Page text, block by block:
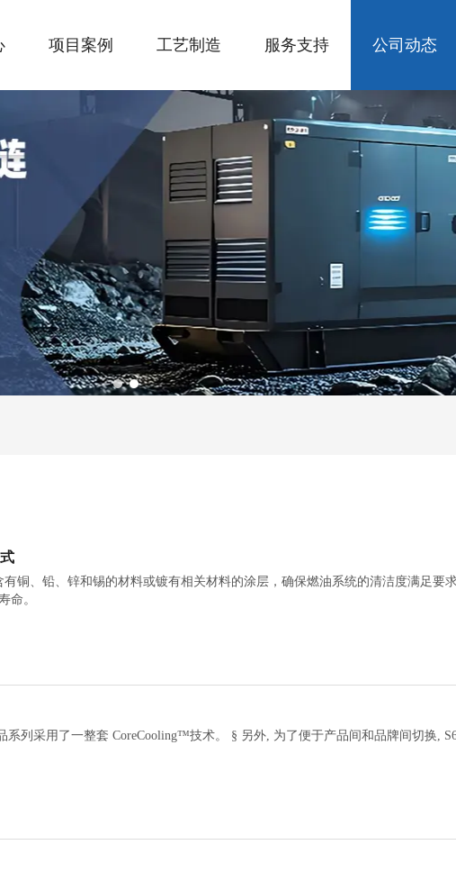
项目案例 工艺制造 服务支持 公司动态
1 2
有铜、铅、锌和锡的材料或镀有相关材料的涂层，确保燃油系统的清洁度满足要
命。
另外, 为了便于产品间和品牌间切换, S6D有和HC6相同的中心高设计，并且有和